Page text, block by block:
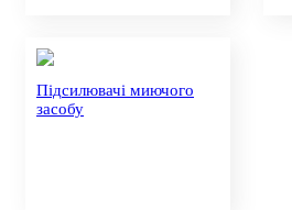
Підсилювачі миючого
засобу